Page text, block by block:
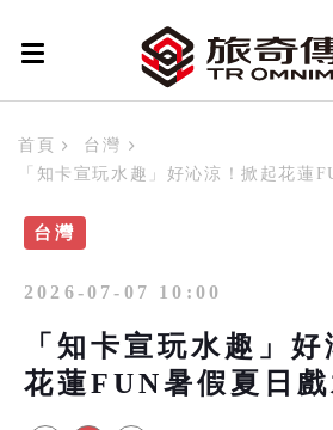
首頁
台灣
「知卡宣玩水趣」好沁涼！掀起花蓮
台灣
2026-07-07 10:00
「知卡宣玩水趣」
花蓮FUN暑假夏日戲